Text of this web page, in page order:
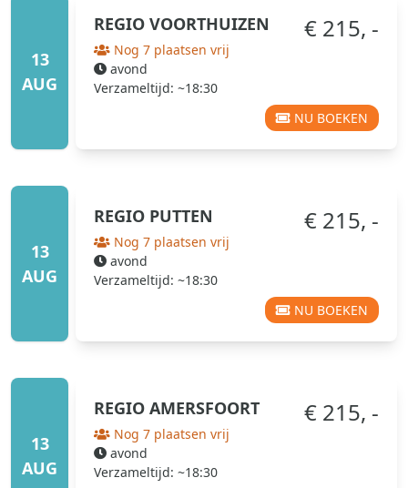
13
AUG
REGIO VOORTHUIZEN
Nog 7 plaatsen vrij
avond
Verzameltijd: ~18:30
€ 215, -
NU BOEKEN
13
AUG
REGIO PUTTEN
Nog 7 plaatsen vrij
avond
Verzameltijd: ~18:30
€ 215, -
NU BOEKEN
13
AUG
REGIO AMERSFOORT
Nog 7 plaatsen vrij
avond
Verzameltijd: ~18:30
€ 215, -